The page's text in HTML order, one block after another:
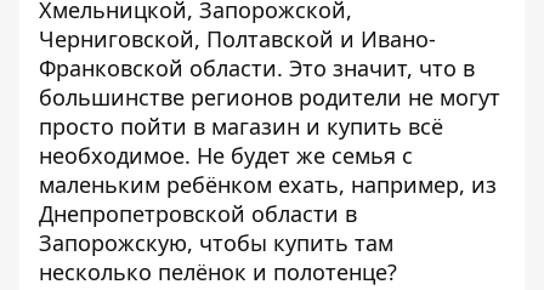
Хмельницкой, Запорожской,
Черниговской, Полтавской и Ивано-
Франковской области. Это значит, что в
большинстве регионов родители не могут
просто пойти в магазин и купить всё
необходимое. Не будет же семья с
маленьким ребёнком ехать, например, из
Днепропетровской области в
Запорожскую, чтобы купить там
несколько пелёнок и полотенце?